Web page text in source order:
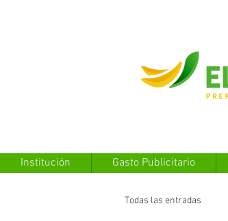
Institución Gasto Publicitario
Todas las entradas